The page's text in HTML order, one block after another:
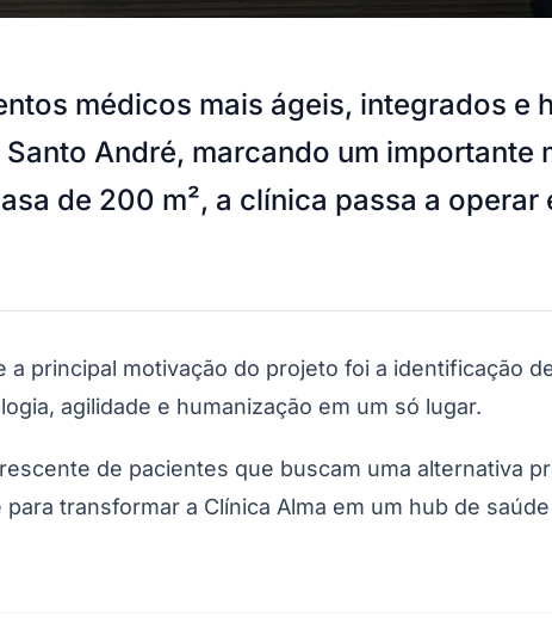
médicos mais ágeis, integrados e
André, marcando um importante
de 200 m², a clínica passa a
principal motivação do projeto foi a identificação
agilidade e humanização em um só lugar.
de pacientes que buscam uma alternativa
transformar a Clínica Alma em um hub de